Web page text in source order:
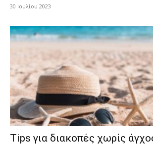
30 Ιουλίου 2023
Tips για διακοπές χωρίς